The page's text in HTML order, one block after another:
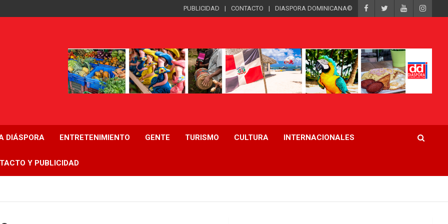
PUBLICIDAD CONTACTO DIASPORA DOMINICANA©
DIÁSPORA ENTRETENIMIENTO GENTE TURISMO CULTURA INTERNACIONALES
Y PUBLICIDAD